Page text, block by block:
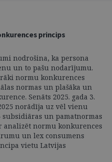
princips
nodrošina, ka persona
un to pašu nodarījumu.
normu konkurences
normas un plašāka un
Senāts 2025. gada 3.
norādīja uz vēl vienu
un pamatnormas
analizēt normu konkurences
un lex consumens
vietu Latvijas